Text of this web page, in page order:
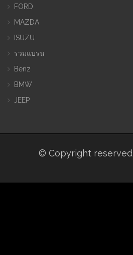
FORD
MAZDA
ISUZU
รวมแบรน
Benz
BMW
JEEP
© Copyright reserved